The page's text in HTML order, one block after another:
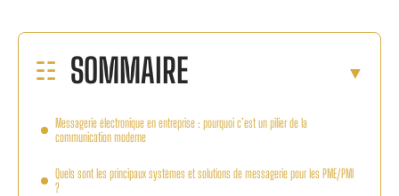
SOMMAIRE
Messagerie électronique en entreprise : pourquoi c’est un pilier de la
communication moderne
Quels sont les principaux systèmes et solutions de messagerie pour les PME/PMI
?